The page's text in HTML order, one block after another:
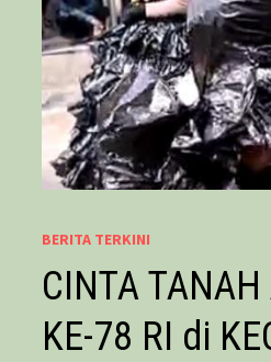
BERITA TERKINI
CINTA
KE-78 RI di